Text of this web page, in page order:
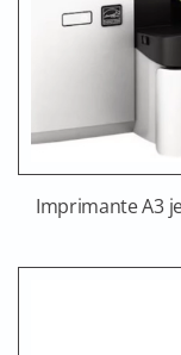
Imprimante A3